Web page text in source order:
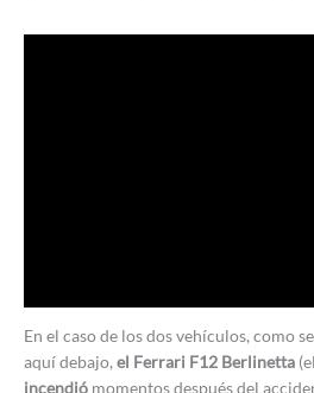
En el caso de los dos vehículos, como
aquí debajo, el Ferrari F12 Berlinetta
incendió momentos después del